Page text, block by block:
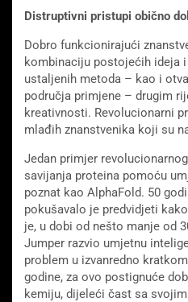
Distruptivni pristupi obično
Dobro funkcionirajući
kombinaciju postojećih ideja
ustaljenih metoda – kao i
područja primjene – drugim
kreativnosti. Revolucionarni
mlađih znanstvenika koji su
Jedan primjer
savijanja proteina pomoću
poznat kao AlphaFold. 50
pokušavalo je predvidjeti
je, u dobi od nešto manje od
Jumper razvio umjetnu
problem u izvanredno
godine, za ovo postignuće
kemiju, dijeleći čast sa